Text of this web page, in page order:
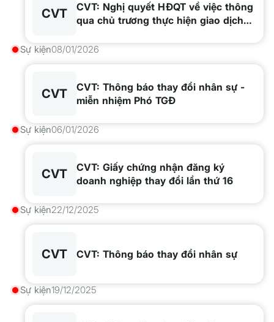
CVT
CVT: Nghị quyết HĐQT về việc thông
qua chủ trương thực hiện giao dịch
năm 2026
Sự kiện08/01/2026
CVT
CVT: Thông báo thay đổi nhân sự -
miễn nhiệm Phó TGĐ
Sự kiện06/01/2026
CVT
CVT: Giấy chứng nhận đăng ký
doanh nghiệp thay đổi lần thứ 16
Sự kiện22/12/2025
CVT CVT: Thông báo thay đổi nhân sự
Sự kiện19/12/2025